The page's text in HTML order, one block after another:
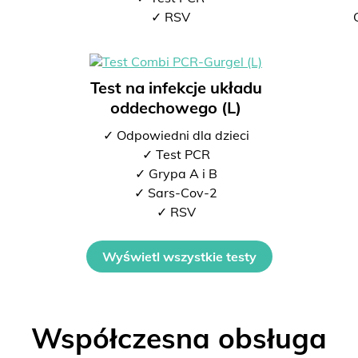
✓ RSV
Test na infekcje układu
oddechowego (L)
✓ Odpowiedni dla dzieci
✓ Test PCR
✓ Grypa A i B
✓ Sars-Cov-2
✓ RSV
Wyświetl wszystkie testy
Współczesna obsługa